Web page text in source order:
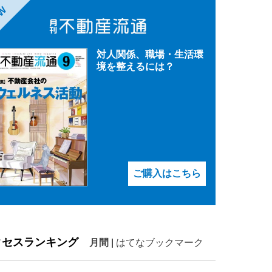
対人関係、職場・生活環
境を整えるには？
ご購入はこちら
セスランキング 月間 はてなブックマーク